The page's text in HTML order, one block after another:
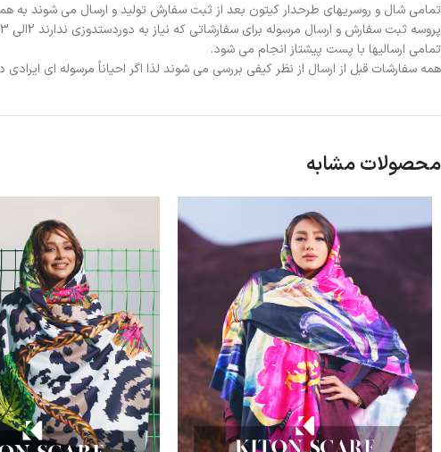
تمامی شال و روسریهای طرحدار کیتون بعد از ثبت سفارش تولید و ارسال می شوند
پروسه ثبت سفارش و ارسال مرسوله برای سفارشاتی که نیاز به دوردستدوزی ندارند 2الی 3روز و برای سفارشاتی که نیاز به دوردستدوزی دارند حدوداً یک هفته زمانبر خواهد بود.
تمامی ارسالیها با پست پیشتاز انجام می شود.
همه سفارشات قبل از ارسال از نظر کیفی بررسی می شوند لذا اگر احیاناً مرسوله ای
محصولات مشابه